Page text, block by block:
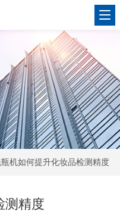
机如何提升化妆品检测精度
测精度